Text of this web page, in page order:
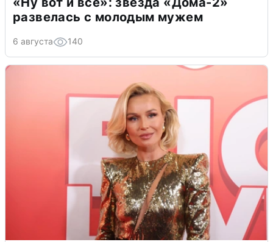
развелась с молодым мужем
6 августа 140